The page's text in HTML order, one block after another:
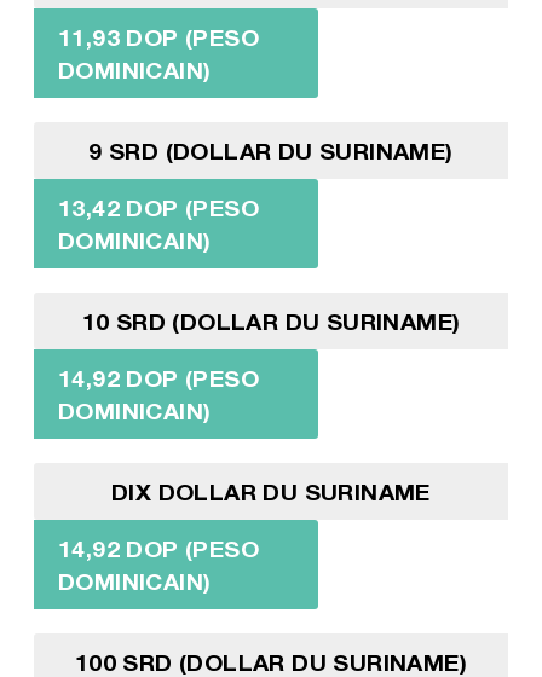
11,93 DOP (PESO
DOMINICAIN)
9 SRD (DOLLAR DU SURINAME)
13,42 DOP (PESO
DOMINICAIN)
10 SRD (DOLLAR DU SURINAME)
14,92 DOP (PESO
DOMINICAIN)
DIX DOLLAR DU SURINAME
14,92 DOP (PESO
DOMINICAIN)
100 SRD (DOLLAR DU SURINAME)